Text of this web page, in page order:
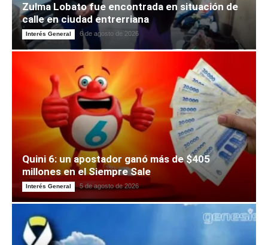
Zulma Lobato fue encontrada en situación de
calle en ciudad entrerriana
Interés General 6 de agosto de 2026
Quini 6: un apostador ganó más de $405
millones en el Siempre Sale
Interés General 5 de agosto de 2026